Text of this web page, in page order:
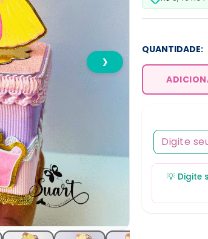
❯
QUANTIDADE:
💡 Digite